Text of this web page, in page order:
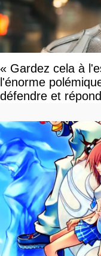
« Gardez cela à
l'énorme
défendre et